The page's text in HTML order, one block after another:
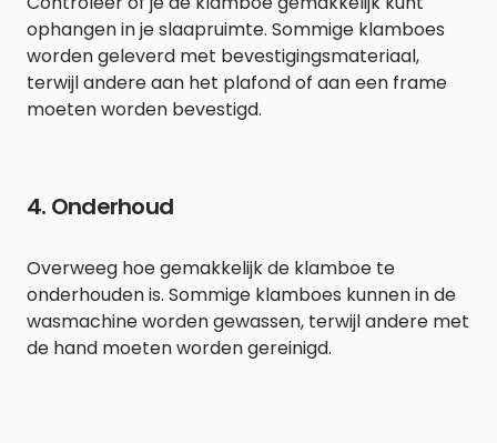
ophangen in je slaapruimte. Sommige klamboes
worden geleverd met bevestigingsmateriaal,
terwijl andere aan het plafond of aan een frame
moeten worden bevestigd.
4. Onderhoud
Overweeg hoe gemakkelijk de klamboe te
onderhouden is. Sommige klamboes kunnen in de
wasmachine worden gewassen, terwijl andere met
de hand moeten worden gereinigd.